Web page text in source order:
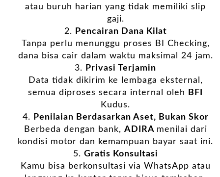
atau buruh harian yang tidak memiliki slip
gaji.
Pencairan Dana Kilat
Tanpa perlu menunggu proses BI Checking,
dana bisa cair dalam waktu maksimal 24 jam.
Privasi Terjamin
Data tidak dikirim ke lembaga eksternal,
semua diproses secara internal oleh
BFI
Kudus.
Penilaian Berdasarkan Aset, Bukan Skor
Berbeda dengan bank, ADIRA menilai dari
kondisi motor dan kemampuan bayar saat ini.
Gratis Konsultasi
Kamu bisa berkonsultasi via WhatsApp atau